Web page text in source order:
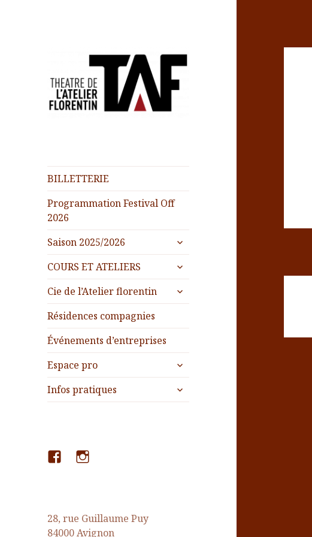
BILLETTERIE
Programmation Festival Off
2026
Saison 2025/2026
ouvrir
le
sous-
menu
COURS ET ATELIERS
ouvrir
le
sous-
menu
Cie de l’Atelier florentin
ouvrir
le
menu
Résidences compagnies
Événements d’entreprises
Espace pro
ouvrir
le
sous-
menu
Infos pratiques
ouvrir
le
FacebookInstagram
28, rue Guillaume Puy
84000 Avignon